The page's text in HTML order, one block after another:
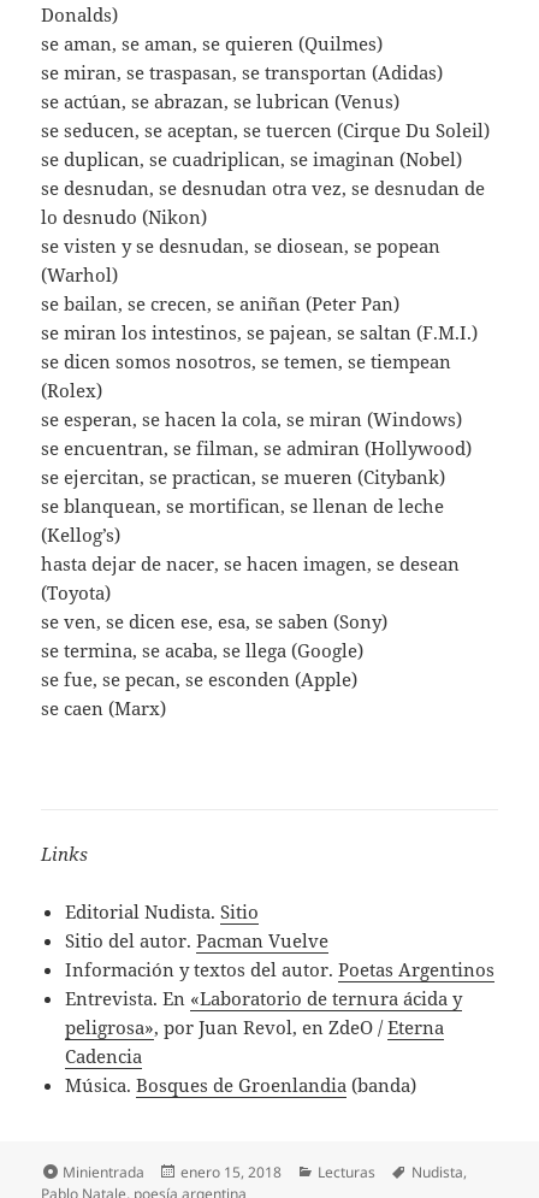
Donalds)
se aman, se aman, se quieren (Quilmes)
se miran, se traspasan, se transportan (Adidas)
se actúan, se abrazan, se lubrican (Venus)
se seducen, se aceptan, se tuercen (Cirque Du Soleil)
se duplican, se cuadriplican, se imaginan (Nobel)
se desnudan, se desnudan otra vez, se desnudan de
lo desnudo (Nikon)
se visten y se desnudan, se diosean, se popean
(Warhol)
se bailan, se crecen, se aniñan (Peter Pan)
se miran los intestinos, se pajean, se saltan (F.M.I.)
se dicen somos nosotros, se temen, se tiempean
(Rolex)
se esperan, se hacen la cola, se miran (Windows)
se encuentran, se filman, se admiran (Hollywood)
se ejercitan, se practican, se mueren (Citybank)
se blanquean, se mortifican, se llenan de leche
(Kellog’s)
hasta dejar de nacer, se hacen imagen, se desean
(Toyota)
se ven, se dicen ese, esa, se saben (Sony)
se termina, se acaba, se llega (Google)
se fue, se pecan, se esconden (Apple)
se caen (Marx)
Links
Editorial Nudista.Sitio
Sitio del autor.Pacman Vuelve
Información y textos del autor.Poetas Argentinos
Entrevista. En «Laboratorio de ternura ácida y
peligrosa», por Juan Revol, en ZdeO /Eterna
Cadencia
Música.Bosques de Groenlandia (banda)
Formato
Minientrada
Publicado
el
enero 15, 2018 Categorías
Lecturas Etiquetas
Nudista,
Pablo Natale, poesía argentina